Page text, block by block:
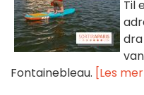
Til
Fontainebleau. [Les